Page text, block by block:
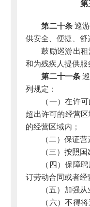
第
第二十条巡游
供安全、便捷、舒
鼓励巡游出
和为残疾人提供服
第二十一条巡
列规定：
（一）在许
超出许可的经营
的经营区域内；
（二）保证
（三）按照
（四）保障
订劳动合同或者经
（五）加强
（六）不得